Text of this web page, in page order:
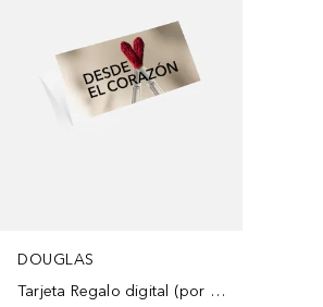
DOUGLAS
Tarjeta Regalo digital (por e-mail)